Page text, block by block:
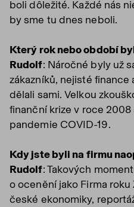
boli dôležité. Každé nás
by sme tu dnes neboli.
Který rok nebo období
Rudolf: Náročné byly už
zákazníků, nejisté finance
dělali sami. Velkou
finanční krize v roce
pandemie COVID-19.
Kdy jste byli na firmu
Rudolf: Takových
o ocenění jako Firma
české ekonomiky,